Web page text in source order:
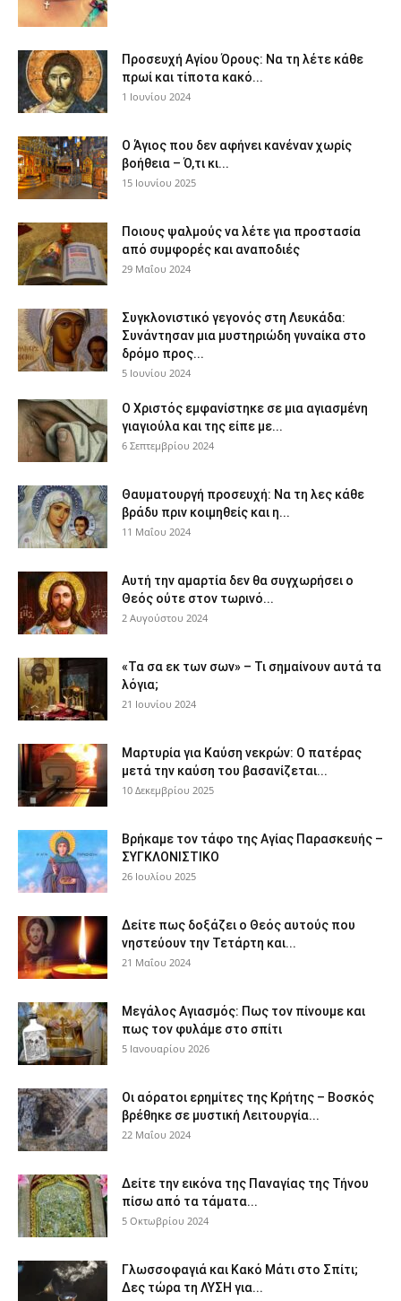
Προσευχή Αγίου Όρους: Να τη λέτε κάθε
πρωί και τίποτα κακό...
1 Ιουνίου 2024
Ο Άγιος που δεν αφήνει κανέναν χωρίς
βοήθεια – Ό,τι κι...
15 Ιουνίου 2025
Ποιους ψαλμούς να λέτε για προστασία
από συμφορές και αναποδιές
29 Μαΐου 2024
Συγκλονιστικό γεγονός στη Λευκάδα:
Συνάντησαν μια μυστηριώδη γυναίκα στο
δρόμο προς...
5 Ιουνίου 2024
Ο Χριστός εμφανίστηκε σε μια αγιασμένη
γιαγιούλα και της είπε με...
6 Σεπτεμβρίου 2024
Θαυματουργή προσευχή: Να τη λες κάθε
βράδυ πριν κοιμηθείς και η...
11 Μαΐου 2024
Αυτή την αμαρτία δεν θα συγχωρήσει ο
Θεός ούτε στον τωρινό...
2 Αυγούστου 2024
«Τα σα εκ των σων» – Τι σημαίνουν αυτά τα
λόγια;
21 Ιουνίου 2024
Μαρτυρία για Καύση νεκρών: Ο πατέρας
μετά την καύση του βασανίζεται...
10 Δεκεμβρίου 2025
Βρήκαμε τον τάφο της Αγίας Παρασκευής –
ΣΥΓΚΛΟΝΙΣΤΙΚΟ
26 Ιουλίου 2025
Δείτε πως δοξάζει ο Θεός αυτούς που
νηστεύουν την Τετάρτη και...
21 Μαΐου 2024
Μεγάλος Αγιασμός: Πως τον πίνουμε και
πως τον φυλάμε στο σπίτι
5 Ιανουαρίου 2026
Οι αόρατοι ερημίτες της Κρήτης – Βοσκός
βρέθηκε σε μυστική Λειτουργία...
22 Μαΐου 2024
Δείτε την εικόνα της Παναγίας της Τήνου
πίσω από τα τάματα...
5 Οκτωβρίου 2024
Γλωσσοφαγιά και Κακό Μάτι στο Σπίτι;
Δες τώρα τη ΛΥΣΗ για...